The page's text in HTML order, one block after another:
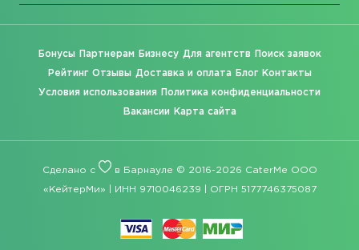
Бонусы Партнерам Бизнесу Для агентств Поиск заявок
Рейтинг Отзывы Доставка и оплата Блог Контакты
Условия использования Политика конфиденциальности
Вакансии Карта сайта
Сделано с в Барнауле © 2016-2026 CaterMe ООО
«КейтерМи» | ИНН 9710046239 | ОГРН 5177746375087